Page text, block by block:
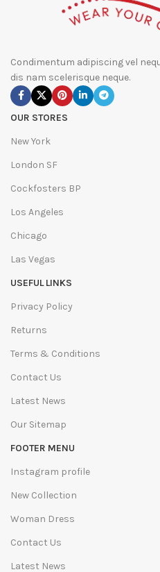
Condimentum adipiscing vel
dis nam scelerisque neque.
OUR STORES
New York
London SF
Cockfosters BP
Los Angeles
Chicago
Las Vegas
USEFUL LINKS
Privacy Policy
Returns
Terms & Conditions
Contact Us
Latest News
Our Sitemap
FOOTER MENU
Instagram profile
New Collection
Woman Dress
Contact Us
Latest News